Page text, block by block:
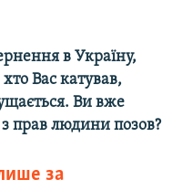
в Україну,
Вас катував,
Ви вже
прав людини позов?
за